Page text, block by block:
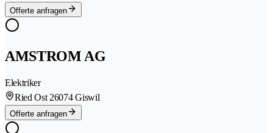
Offerte anfragen
AMSTROM AG
Elektriker
Ried Ost 26074 Giswil
Offerte anfragen